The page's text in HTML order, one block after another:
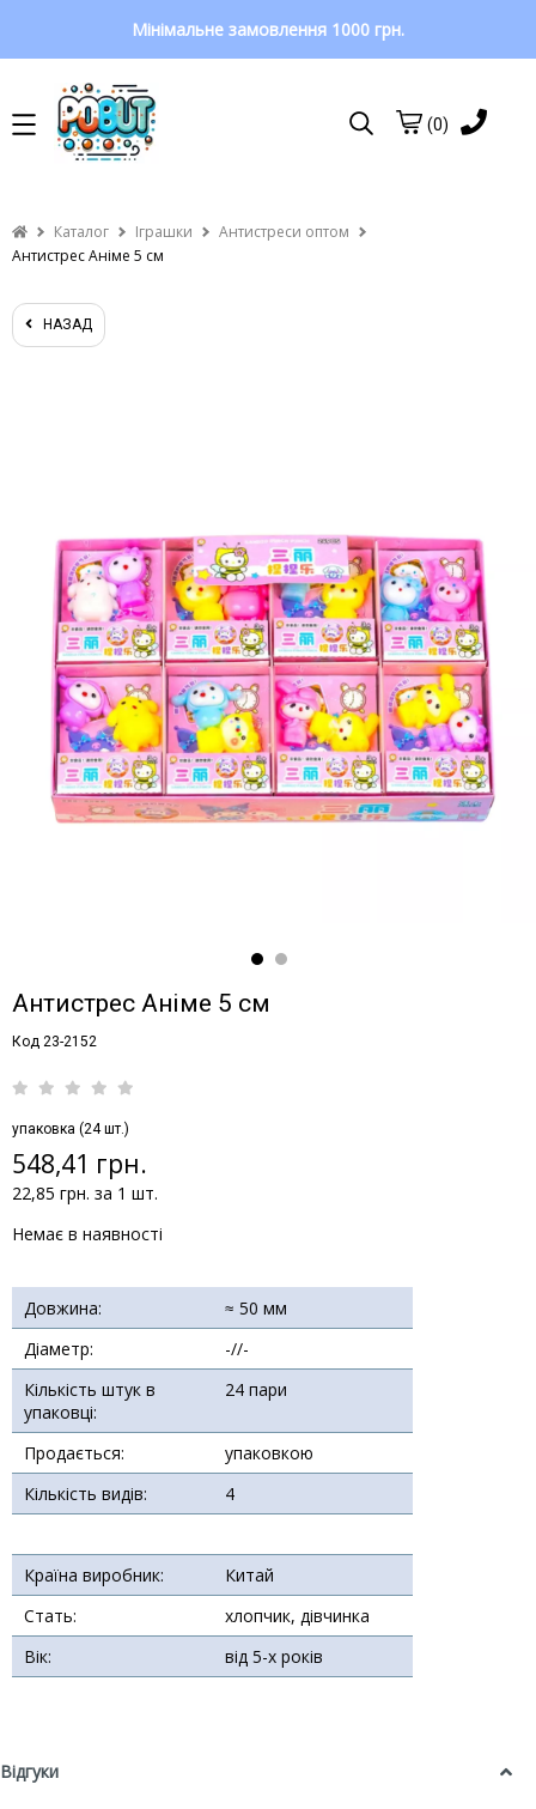
Мінімальне замовлення 1000 грн.
(0)
Каталог Іграшки
Антистреси оптом
Антистрес Аніме 5 см
НАЗАД
Антистрес Аніме 5 см
Код 23-2152
упаковка (24 шт.)
548,41 грн.
22,85 грн. за 1 шт.
Немає в наявності
Довжина:
≈ 50 мм
Діаметр:
-//-
Кількість штук в
упаковці:
24 пари
Продається:
упаковкою
Кількість видів:
4
Країна виробник:
Китай
Стать:
хлопчик, дівчинка
Вік:
від 5-х років
Відгуки